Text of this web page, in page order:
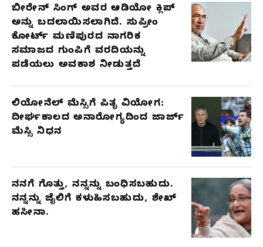
ಬೀರೇನ್ ಸಿಂಗ್ ಅವರ ಆಡಿಯೋ ಕ್ಲಿಪ್
ಅನ್ನು ಬದಲಾಯಿಸಲಾಗಿದೆ. ಸುಪ್ರೀಂ
ಕೋರ್ಟ್ ಮಣಿಪುರದ ನಾಗರಿಕ
ಸಮಾಜದ ಗುಂಪಿಗೆ ವರದಿಯನ್ನು
ಪಡೆಯಲು ಅವಕಾಶ ನೀಡುತ್ತದೆ
ಲಿಯೋನೆಲ್ ಮೆಸ್ಸಿಗೆ ಪಿತೃ ವಿಯೋಗ:
ದೀರ್ಘಕಾಲದ ಅನಾರೋಗ್ಯದಿಂದ ಜಾರ್ಜ್
ಮೆಸ್ಸಿ ನಿಧನ
ನನಗೆ ಗೊತ್ತು, ನನ್ನನ್ನು ಬಂಧಿಸಬಹುದು.
ನನ್ನನ್ನು ಜೈಲಿಗೆ ಕಳುಹಿಸಬಹುದು, ಶೇಖ್
ಹಸೀನಾ.